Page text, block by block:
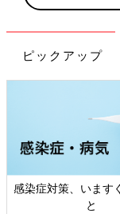
ピックアップ
のときの」赤ちゃん・